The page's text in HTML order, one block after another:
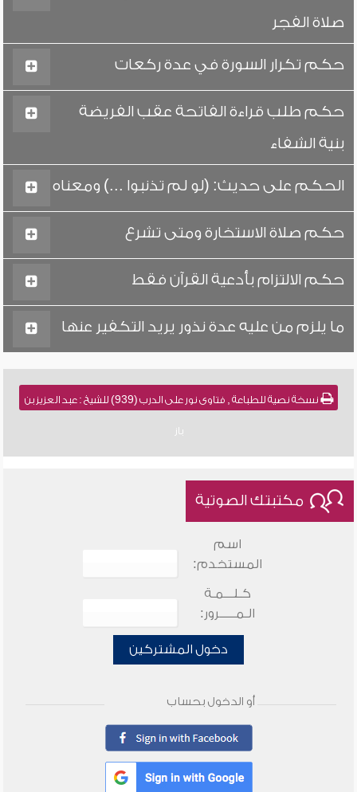
صلاة الفجر
حكم تكرار السورة في عدة ركعات
حكم طلب قراءة الفاتحة عقب الفريضة
بنية الشفاء
الحكم على حديث: (لو لم تذنبوا ...) ومعناه
حكم صلاة الاستخارة ومتى تشرع
حكم الالتزام بأدعية القرآن فقط
ما يلزم من عليه عدة نذور يريد التكفير عنها
نسخة نصية للطباعة , فتاوى نور على الدرب (939) للشيخ : عبد العزيز بن
باز
مكتبتك الصوتية
اسم
المستخدم:
كـلـــمـة
الـمـــــرور:
دخول المشتركين
أو الدخول بحساب